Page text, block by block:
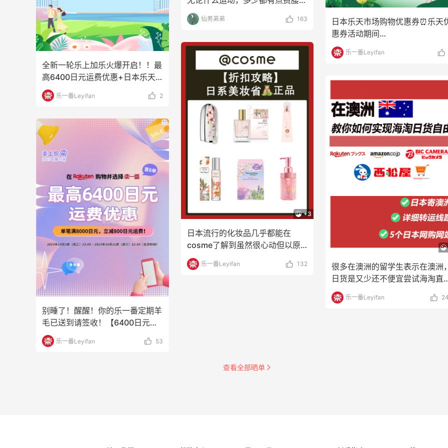
全新一轮乐上加乐火爆开启！！最
高6400日元运费优惠+日本乐天
官方网站购物优惠限
乐一番Leyifan 2
别睡了！醒醒！你的乐一番定期羊
毛已送到请签收！【6400日元运
费优惠】⏰活动期间
乐一番Leyifan 53
的。这次崴脚之后呢，想
仙男弟弟 163
+3
日本流行的化妆品几乎都能在
cosme了解到虽然很心动但以原
价购买难免亏了点小编这
乐一番Leyifan 132
日本乐天市场购物优惠券⏰乐天
惠券活动期间
2024/3/2023:00~2024
乐一番Leyifan
很多在澳洲的留学生表示在澳洲
日货是又少还不便宜尝试海淘直
以为会靠谱划算些，结
乐一番Leyifan
查看全部晒单